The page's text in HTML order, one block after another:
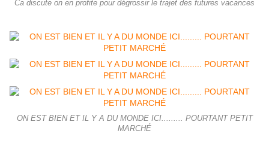
Ca discute on en profite pour dégrossir le trajet des futures vacances
ON EST BIEN ET IL Y A DU MONDE ICI......... POURTANT PETIT
MARCHÉ